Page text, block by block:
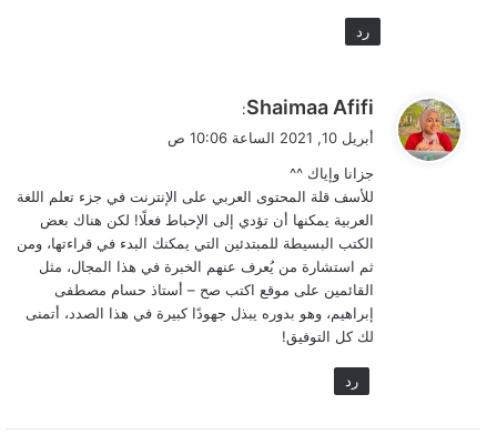
تستحق منا كامل الحب والانتباه لوضعها بين لغات العالم.
هنا، من تعلم اللغة التي هي أول أداة من
الخلابة التي ستجعل منك كاتبًا متمكنًا سواء اخترت مجال
كتابةالمحتوى التسويقي
ألقِ نظرة على موقعاكتب صح، وصمِّم خطة عملية لتعلم
اللغة العربية وانتظر المقال المقبل عن أهم المهارات
الأساسية لكاتب المحتوى – المهارة الثانية!
لغز المضاف إليه.. تعريفه وفائدته وكيف نستخرجه
رد
ي
ق
ل
Shaimaa Afifi
:
أبريل 10, 2021 الساعة 10:06 ص
جزانا وإياك ^^
للأسف قلة المحتوى العربي على الإنترنت في جزء تعلم اللغة
العربية يمكنها أن تؤدي إلى الإحباط فعلًا! لكن هناك بعض
الكتب البسيطة للمبتدئين التي يمكنك البدء في قراءتها، ومن
ثم استشارة من يُعرف عنهم الخبرة في هذا المجال، مثل
القائمين على موقع اكتب صح – أستاذ حسام مصطفى
إبراهيم، وهو بدوره يبذل جهودًا كبيرة في هذا الصدد، أتمنى
لك كل التوفيق!
رد